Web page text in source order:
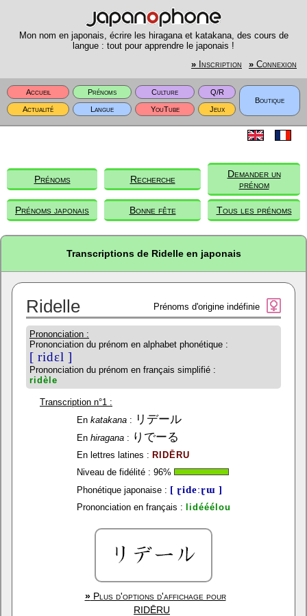
Mon nom en japonais, écrire les hiragana et katakana, des cours de
langue : tout pour apprendre le japonais !
» Inscription » Connexion
Accueil Prénoms Culture
Q/R
Boutique
Actualité
Langue YouTube Jeux
Prénoms Recherche
Demander un
prénom
Prénoms japonais Bonne fête Tous les prénoms
Transcriptions de Ridelle en japonais
Ridelle Prénoms d'origine indéfinie
Prononciation :
Prononciation du prénom en alphabet phonétique :
[ ridɛl ]
Prononciation du prénom en français simplifié :
ridèle
Transcription n°1 :
En katakana: リデール
En hiragana: りでーる
En lettres latines : RIDĒRU
Niveau de fidélité : 96%
Phonétique japonaise : [ ɽideːɽɯ ]
Prononciation en français : lidééélou
»Plus d'options d'affichage pour
RIDĒRU